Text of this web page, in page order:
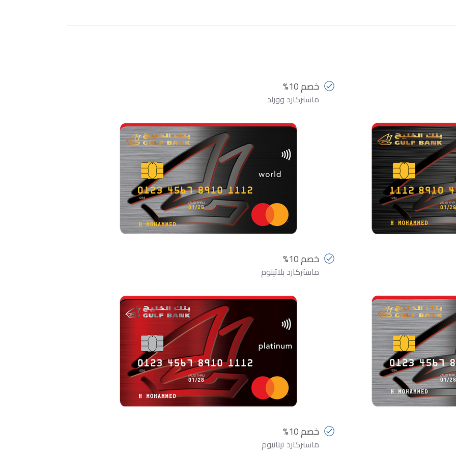
خصم 10%
ماستركارد وورلد
خصم 10%
ماستركارد بلاتينوم
خصم 10%
ماستركارد تيتانيوم